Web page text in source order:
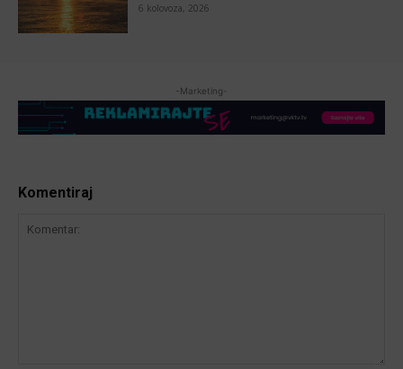
6 kolovoza, 2026
-Marketing-
Komentiraj